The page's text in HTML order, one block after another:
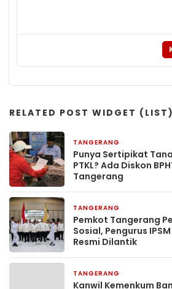
RELATED POST WIDGET (LIST)
TANGERANG
Punya Sertipikat
PTKL? Ada Diskon
Tangerang
TANGERANG
Pemkot Tangerang
Sosial, Pengurus
Resmi Dilantik
TANGERANG
Kanwil Kemenkum